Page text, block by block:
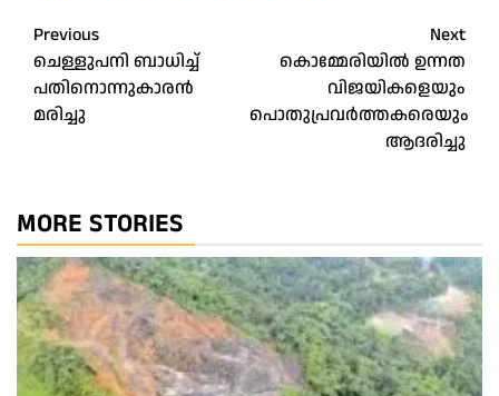
Post
navigation
Previous
ചെള്ളുപനി ബാധിച്ച്
പതിനൊന്നുകാരൻ
മരിച്ചു
Next
കൊമ്മേരിയിൽ ഉന്നത
വിജയികളെയും
പൊതുപ്രവർത്തകരെയും
ആദരിച്ചു
MORE STORIES